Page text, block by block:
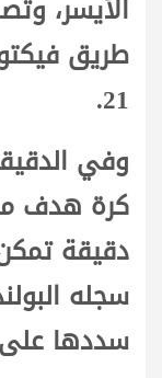
الأيسر،
طريق
21.
كرة هدف
دقيقة
سجله
سددها